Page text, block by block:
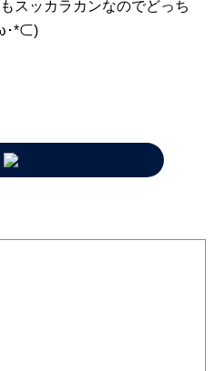
スッカラカンなのでどっち
･⁠*⁠⊂⁠)